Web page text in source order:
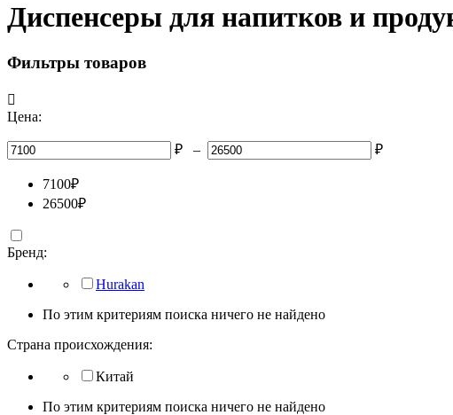
Диспенсеры для напитков и
Фильтры товаров

Цена:
₽ – ₽
7100₽
26500₽
Бренд:
Hurakan
По этим критериям поиска ничего не найдено
Страна происхождения:
Китай
По этим критериям поиска ничего не найдено